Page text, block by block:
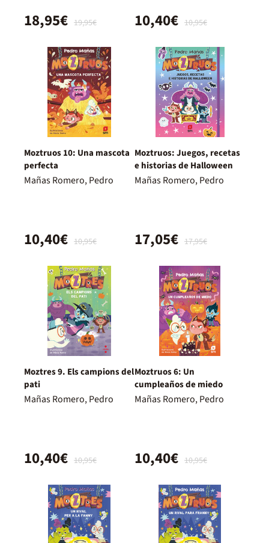
19,95€
18,95€ 10,95€
10,40€
Moztruos 10: Una mascota
perfecta
Mañas Romero, Pedro
10,95€
10,40€
Moztruos: Juegos, recetas
e historias de Halloween
Mañas Romero, Pedro
17,95€
17,05€
Moztres 9. Els campions del
pati
Mañas Romero, Pedro
10,95€
10,40€
Moztruos 6: Un
cumpleaños de miedo
Mañas Romero, Pedro
10,95€
10,40€